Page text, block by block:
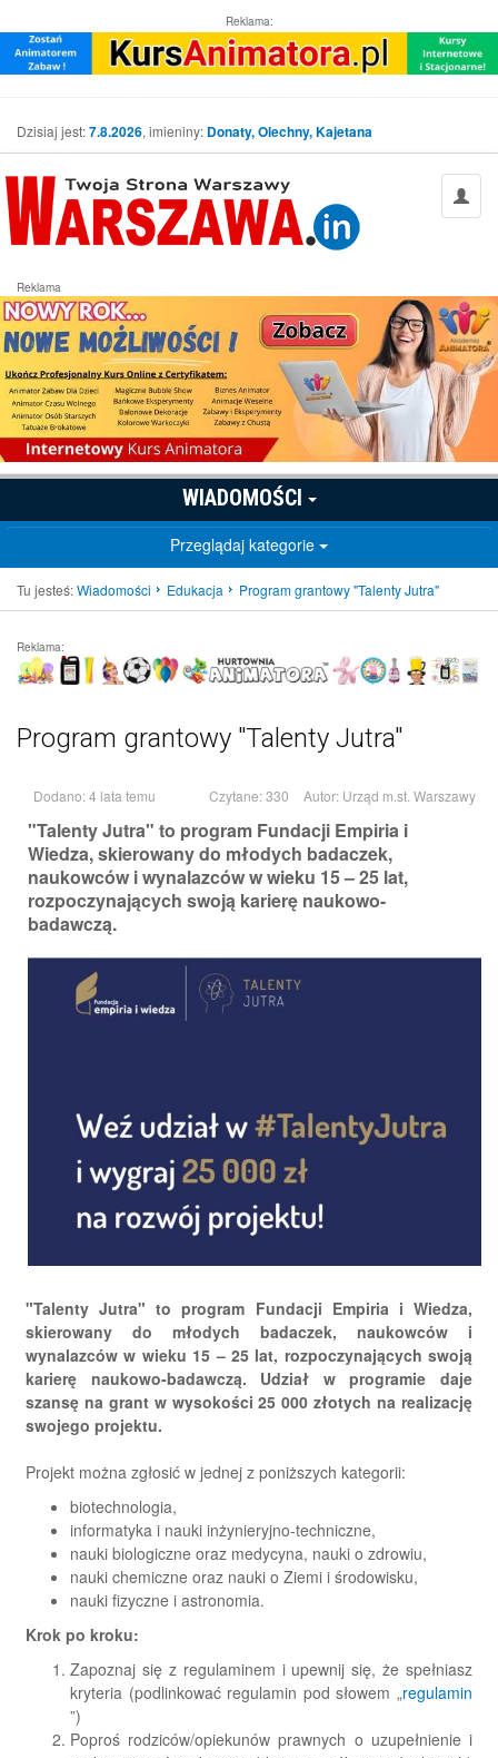
Reklama:
Dzisiaj jest:7.8.2026, imieniny: Donaty, Olechny, Kajetana
Reklama
WIADOMOŚCI
Przeglądaj kategorie
Tu jesteś:Wiadomości Edukacja Program grantowy "Talenty Jutra"
Reklama:
Program grantowy "Talenty Jutra"
Dodano: 4 lata temu Czytane: 330 Autor: Urząd m.st. Warszawy
"Talenty Jutra" to program Fundacji Empiria i
Wiedza, skierowany do młodych badaczek,
naukowców i wynalazców w wieku 15 – 25 lat,
rozpoczynających swoją karierę naukowo-
badawczą.
"Talenty Jutra" to program Fundacji Empiria i Wiedza,
skierowany do młodych badaczek, naukowców i
wynalazców w wieku 15 – 25 lat, rozpoczynających swoją
karierę naukowo-badawczą. Udział w programie daje
szansę na grant w wysokości 25 000 złotych na realizację
swojego projektu.
Projekt można zgłosić w jednej z poniższych kategorii:
biotechnologia,
informatyka i nauki inżynieryjno-techniczne,
nauki biologiczne oraz medycyna, nauki o zdrowiu,
nauki chemiczne oraz nauki o Ziemi i środowisku,
nauki fizyczne i astronomia.
Krok po kroku:
Zapoznaj się z regulaminem i upewnij się, że spełniasz
kryteria (podlinkować regulamin pod słowem „regulamin
(otwiera
się
”)
Poproś rodziców/opiekunów prawnych o uzupełnienie i